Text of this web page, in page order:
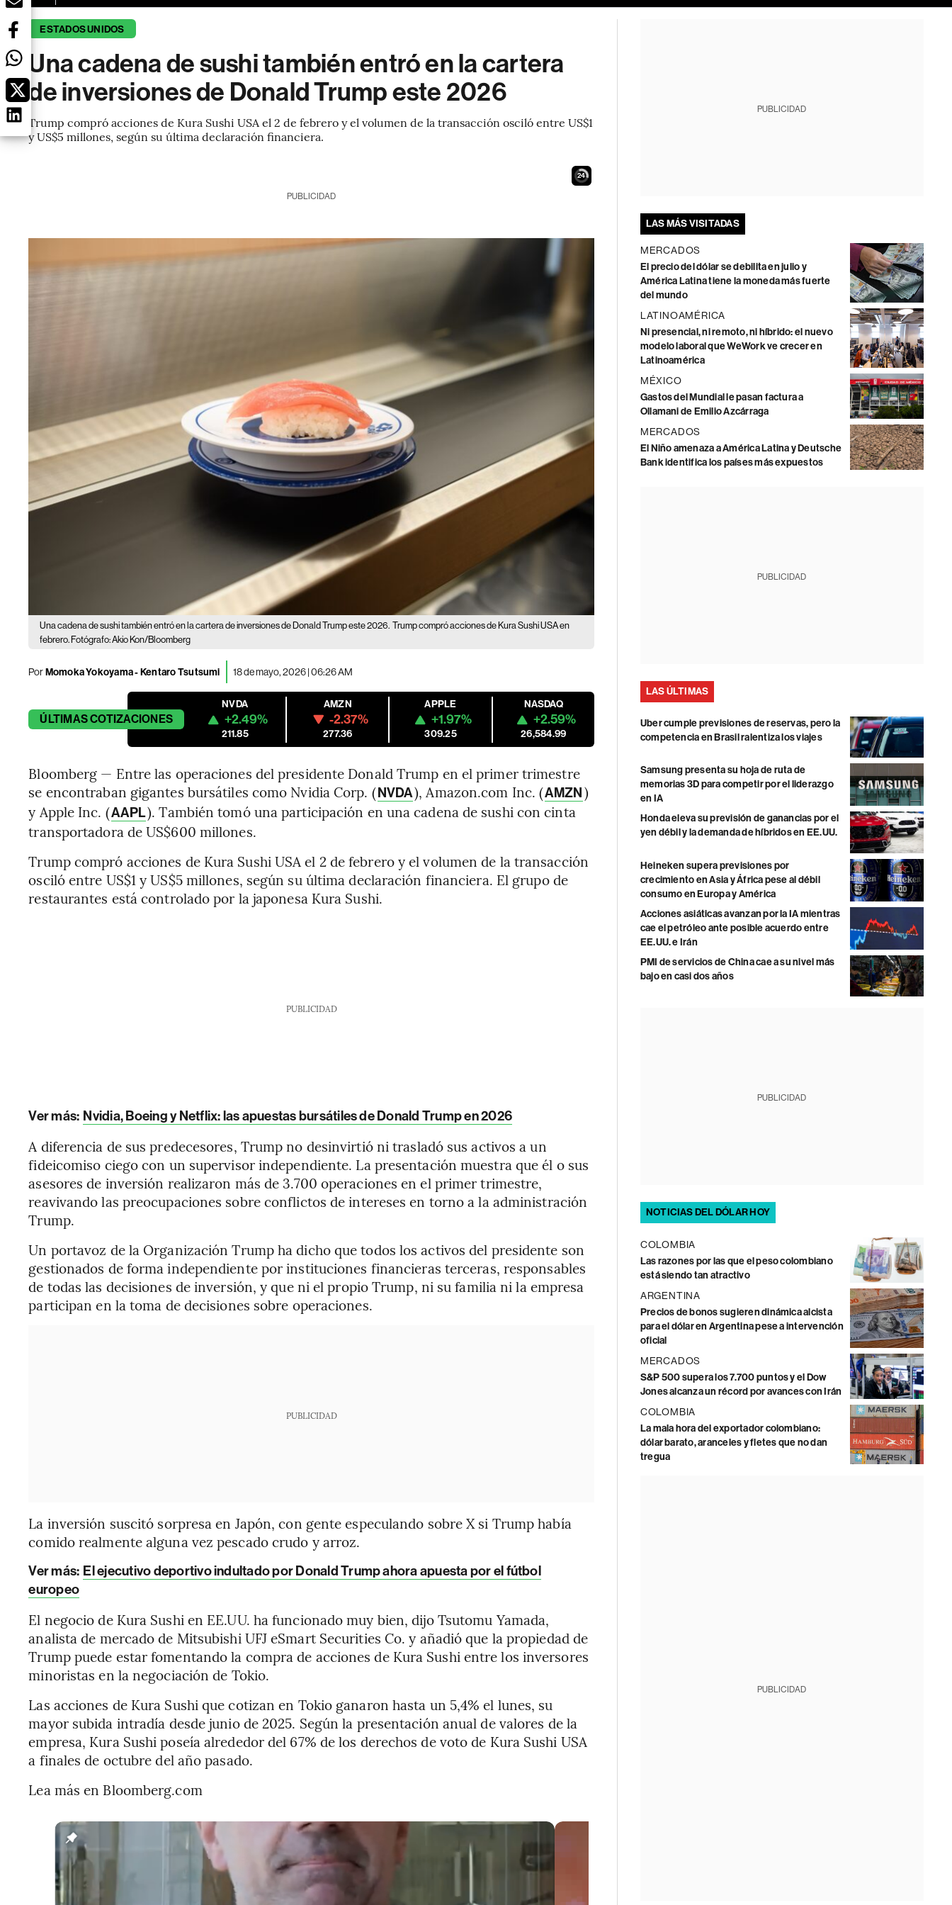
ESTADOS UNIDOS
Una cadena de sushi también entró en la cartera
de inversiones de Donald Trump este 2026
Trump compró acciones de Kura Sushi USA el 2 de febrero y el volumen de la transacción osciló entre US$1
y US$5 millones, según su última declaración financiera.
23
PUBLICIDAD
Una cadena de sushi también entró en la cartera de inversiones de Donald Trump este 2026. Trump compró acciones de Kura Sushi USA en
febrero. Fotógrafo: Akio Kon/Bloomberg
PorMomoka Yokoyama - Kentaro Tsutsumi 18 de mayo, 2026 | 06:26 AM
ÚLTIMASCOTIZACIONES
NVDA
+2.49%
211.85
AMZN
-2.37%
277.36
APPLE
+1.97%
309.25
NASDAQ
+2.59%
26,584.99
Bloomberg — Entre las operaciones del presidente Donald Trump en el primer trimestre
se encontraban gigantes bursátiles como Nvidia Corp. (NVDA), Amazon.com Inc. (AMZN)
y Apple Inc. (AAPL). También tomó una participación en una cadena de sushi con cinta
transportadora de US$600 millones.
Trump compró acciones de Kura Sushi USA el 2 de febrero y el volumen de la transacción
osciló entre US$1 y US$5 millones, según su última declaración financiera. El grupo de
restaurantes está controlado por la japonesa Kura Sushi.
PUBLICIDAD
Ver más: Nvidia, Boeing y Netflix: las apuestas bursátiles de Donald Trump en 2026
A diferencia de sus predecesores, Trump no desinvirtió ni trasladó sus activos a un
fideicomiso ciego con un supervisor independiente. La presentación muestra que él o sus
asesores de inversión realizaron más de 3.700 operaciones en el primer trimestre,
reavivando las preocupaciones sobre conflictos de intereses en torno a la administración
Trump.
Un portavoz de la Organización Trump ha dicho que todos los activos del presidente son
gestionados de forma independiente por instituciones financieras terceras, responsables
de todas las decisiones de inversión, y que ni el propio Trump, ni su familia ni la empresa
participan en la toma de decisiones sobre operaciones.
PUBLICIDAD
La inversión suscitó sorpresa en Japón, con gente especulando sobre X si Trump había
comido realmente alguna vez pescado crudo y arroz.
Ver más: El ejecutivo deportivo indultado por Donald Trump ahora apuesta por el fútbol
europeo
El negocio de Kura Sushi en EE.UU. ha funcionado muy bien, dijo Tsutomu Yamada,
analista de mercado de Mitsubishi UFJ eSmart Securities Co. y añadió que la propiedad de
Trump puede estar fomentando la compra de acciones de Kura Sushi entre los inversores
minoristas en la negociación de Tokio.
Las acciones de Kura Sushi que cotizan en Tokio ganaron hasta un 5,4% el lunes, su
mayor subida intradía desde junio de 2025. Según la presentación anual de valores de la
empresa, Kura Sushi poseía alrededor del 67% de los derechos de voto de Kura Sushi USA
a finales de octubre del año pasado.
Lea más en Bloomberg.com
PUBLICIDAD
LAS MÁS VISITADAS
MERCADOS
El precio del dólar se debilita en julio y
América Latina tiene la moneda más fuerte
del mundo
LATINOAMÉRICA
Ni presencial, ni remoto, ni híbrido: el nuevo
modelo laboral que WeWork ve crecer en
Latinoamérica
MÉXICO
Gastos del Mundial le pasan factura a
Ollamani de Emilio Azcárraga
MERCADOS
El Niño amenaza a América Latina y Deutsche
Bank identifica los países más expuestos
PUBLICIDAD
LAS ÚLTIMAS
Uber cumple previsiones de reservas, pero la
competencia en Brasil ralentiza los viajes
Samsung presenta su hoja de ruta de
memorias 3D para competir por el liderazgo
en IA
Honda eleva su previsión de ganancias por el
yen débil y la demanda de híbridos en EE.UU.
Heineken supera previsiones por
crecimiento en Asia y África pese al débil
consumo en Europa y América
Acciones asiáticas avanzan por la IA mientras
cae el petróleo ante posible acuerdo entre
EE.UU. e Irán
PMI de servicios de China cae a su nivel más
bajo en casi dos años
PUBLICIDAD
NOTICIAS DEL DÓLAR HOY
COLOMBIA
Las razones por las que el peso colombiano
está siendo tan atractivo
ARGENTINA
Precios de bonos sugieren dinámica alcista
para el dólar en Argentina pese a intervención
oficial
MERCADOS
S&P 500 supera los 7.700 puntos y el Dow
Jones alcanza un récord por avances con Irán
COLOMBIA
La mala hora del exportador colombiano:
dólar barato, aranceles y fletes que no dan
tregua
PUBLICIDAD